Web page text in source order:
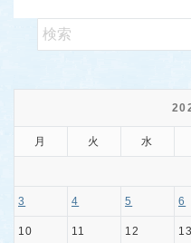
月 火 水
3 4 5 6
10 11 12 13